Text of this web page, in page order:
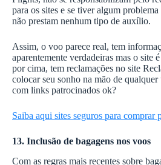
para os sites e se tiver algum problema
não prestam nenhum tipo de auxílio.
Assim, o voo parece real, tem
aparentemente verdadeiras mas o site
por cima, tem reclamações no site
colocar seu sonho na mão de
com links patrocinados ok?
Saiba aqui sites seguros para comprar
13. Inclusão de bagagens nos voos
Com as regras mais recentes sobre